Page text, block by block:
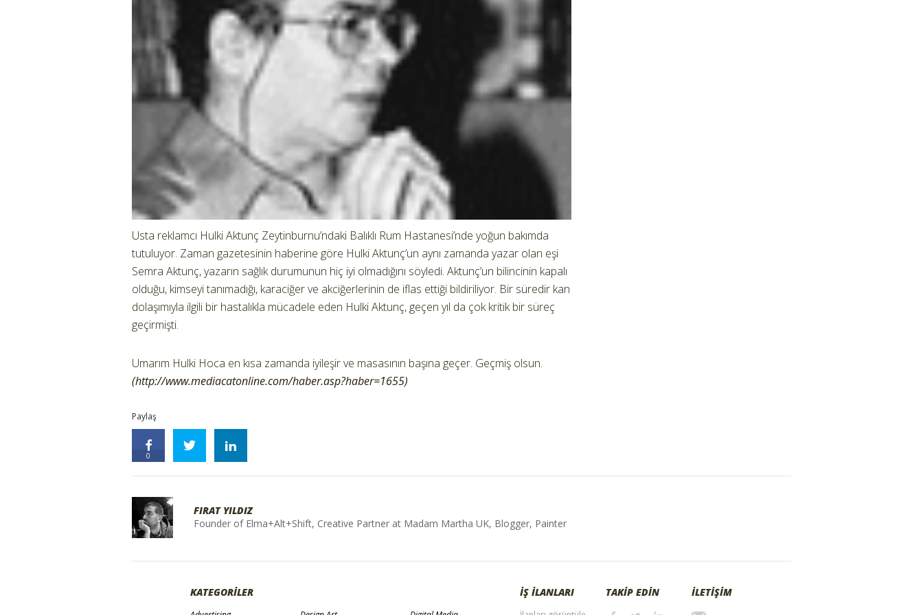
Usta reklamcı Hulki Aktunç Zeytinburnu’ndaki Balıklı Rum Hastanesi’nde yoğun bakımda
tutuluyor. Zaman gazetesinin haberine göre Hulki Aktunç’un aynı zamanda yazar olan eşi
Semra Aktunç, yazarın sağlık durumunun hiç iyi olmadığını söyledi. Aktunç’un bilincinin kapalı
olduğu, kimseyi tanımadığı, karaciğer ve akciğerlerinin de iflas ettiği bildiriliyor. Bir süredir kan
dolaşımıyla ilgili bir hastalıkla mücadele eden Hulki Aktunç, geçen yıl da çok kritik bir süreç
geçirmişti.
Umarım Hulki Hoca en kısa zamanda iyileşir ve masasının başına geçer. Geçmiş olsun.
(http://www.mediacatonline.com/haber.asp?haber=1655)
Paylaş
0
FIRAT YILDIZ
Founder of Elma+Alt+Shift, Creative Partner at Madam Martha UK, Blogger, Painter
KATEGORİLER İŞ İLANLARI TAKİP EDİN İLETİŞİM